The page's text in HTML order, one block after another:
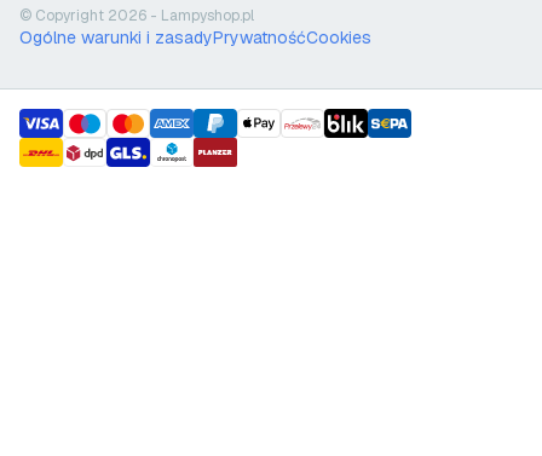
© Copyright 2026 - Lampyshop.pl
Ogólne warunki i zasadyPrywatnośćCookies
payment methods
shipment methods